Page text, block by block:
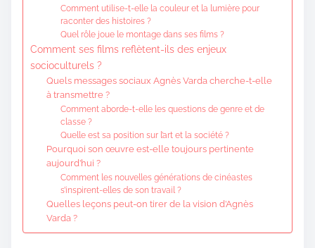
Comment utilise-t-elle la couleur et la lumière pour
raconter des histoires ?
Quel rôle joue le montage dans ses films ?
Comment ses films reflètent-ils des enjeux
socioculturels ?
Quels messages sociaux Agnès Varda cherche-t-elle
à transmettre ?
Comment aborde-t-elle les questions de genre et de
classe ?
Quelle est sa position sur l’art et la société ?
Pourquoi son œuvre est-elle toujours pertinente
aujourd’hui ?
Comment les nouvelles générations de cinéastes
s’inspirent-elles de son travail ?
Quelles leçons peut-on tirer de la vision d’Agnès
Varda ?